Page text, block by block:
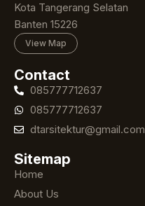
Kota Tangerang Selatan
Banten 15226
View Map
Contact
085777712637
085777712637
dtarsitektur@gmail.com
Sitemap
Home
About Us